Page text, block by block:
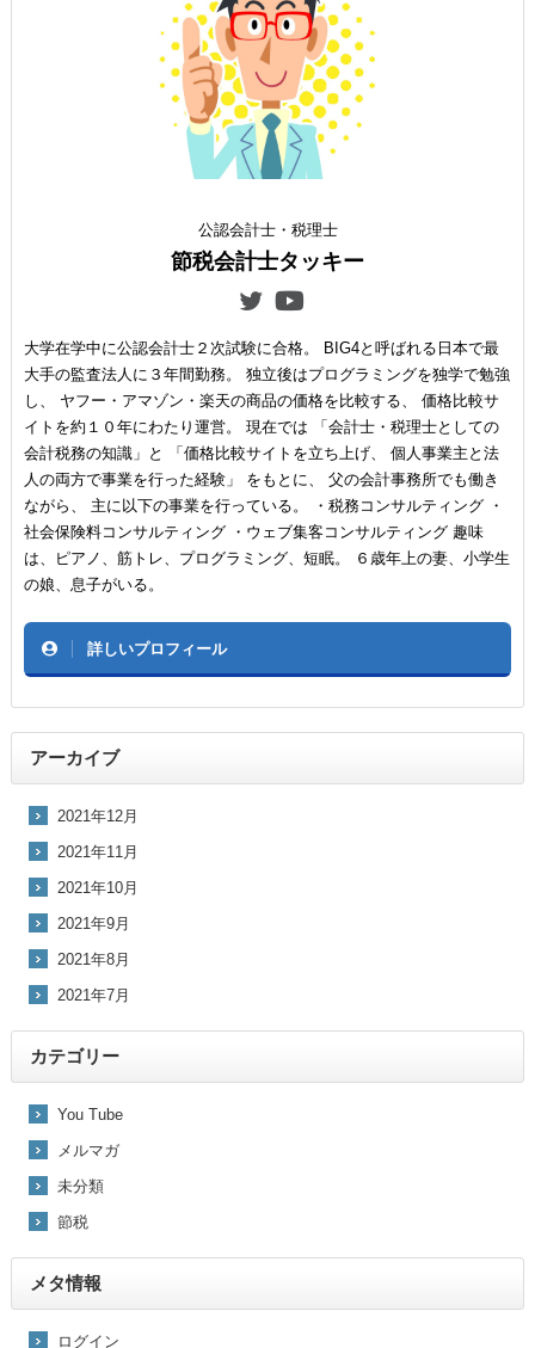
公認会計士・税理士
節税会計士タッキー
大学在学中に公認会計士２次試験に合格。 BIG4と呼ばれる日本で最
大手の監査法人に３年間勤務。 独立後はプログラミングを独学で勉強
し、 ヤフー・アマゾン・楽天の商品の価格を比較する、 価格比較サ
イトを約１０年にわたり運営。 現在では 「会計士・税理士としての
会計税務の知識」と 「価格比較サイトを立ち上げ、 個人事業主と法
人の両方で事業を行った経験」 をもとに、 父の会計事務所でも働き
ながら、 主に以下の事業を行っている。 ・税務コンサルティング ・
社会保険料コンサルティング ・ウェブ集客コンサルティング 趣味
は、ピアノ、筋トレ、プログラミング、短眠。 ６歳年上の妻、小学生
の娘、息子がいる。
詳しいプロフィール
アーカイブ
2021年12月
2021年11月
2021年10月
2021年9月
2021年8月
2021年7月
カテゴリー
You Tube
メルマガ
未分類
節税
メタ情報
ログイン